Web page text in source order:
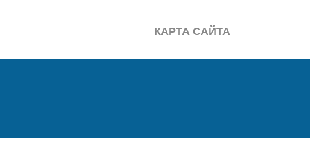
КАРТА САЙТА